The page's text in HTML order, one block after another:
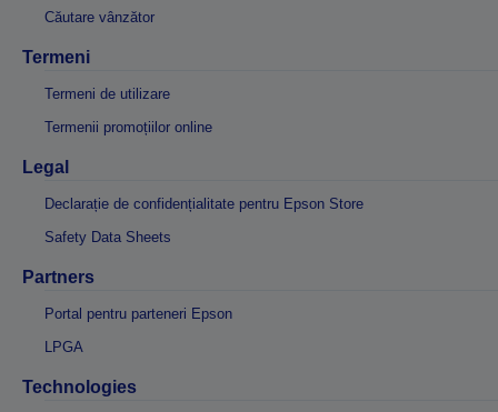
Căutare vânzător
Termeni
Termeni de utilizare
Termenii promoțiilor online
Legal
Declarație de confidențialitate pentru Epson Store
Safety Data Sheets
Partners
Portal pentru parteneri Epson
LPGA
Technologies